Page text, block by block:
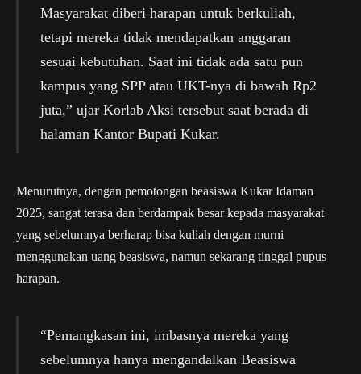
Masyarakat diberi harapan untuk berkuliah,
tetapi mereka tidak mendapatkan anggaran
sesuai kebutuhan. Saat ini tidak ada satu pun
kampus yang SPP atau UKT-nya di bawah Rp2
juta,” ujar Korlab Aksi tersebut saat berada di
halaman Kantor Bupati Kukar.
Menurutnya, dengan pemotongan beasiswa Kukar Idaman
2025, sangat terasa dan berdampak besar kepada masyarakat
yang sebelumnya berharap bisa kuliah dengan murni
menggunakan uang beasiswa, namun sekarang tinggal pupus
harapan.
“Pemangkasan ini, imbasnya mereka yang
sebelumnya hanya mengandalkan Beasiswa